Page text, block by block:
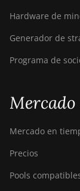
Hardware de
Generador de
Programa de
Mercado
Mercado en
Precios
Pools